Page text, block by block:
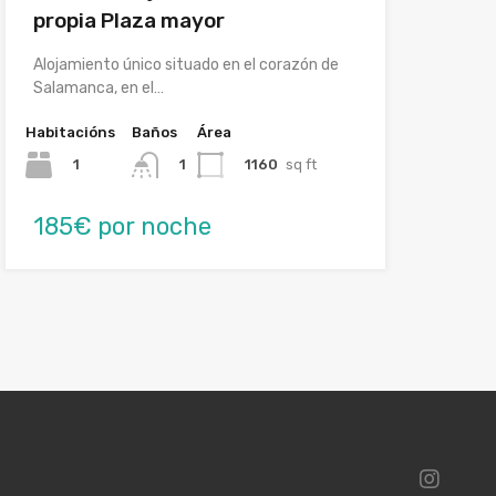
propia Plaza mayor
Alojamiento único situado en el corazón de
Salamanca, en el…
Habitacións
1
Baños
1
Área
1160 sq ft
185€ por noche